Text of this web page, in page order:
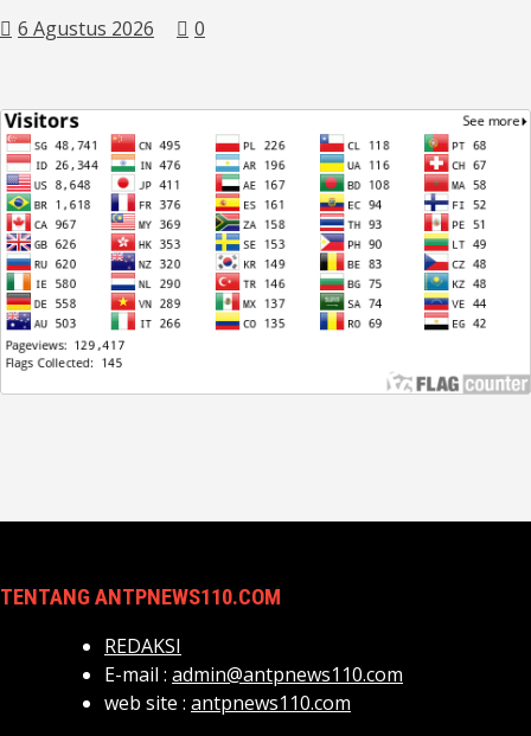
6 Agustus 2026 0
TENTANG ANTPNEWS110.COM
REDAKSI
E-mail : admin@antpnews110.com
web site : antpnews110.com